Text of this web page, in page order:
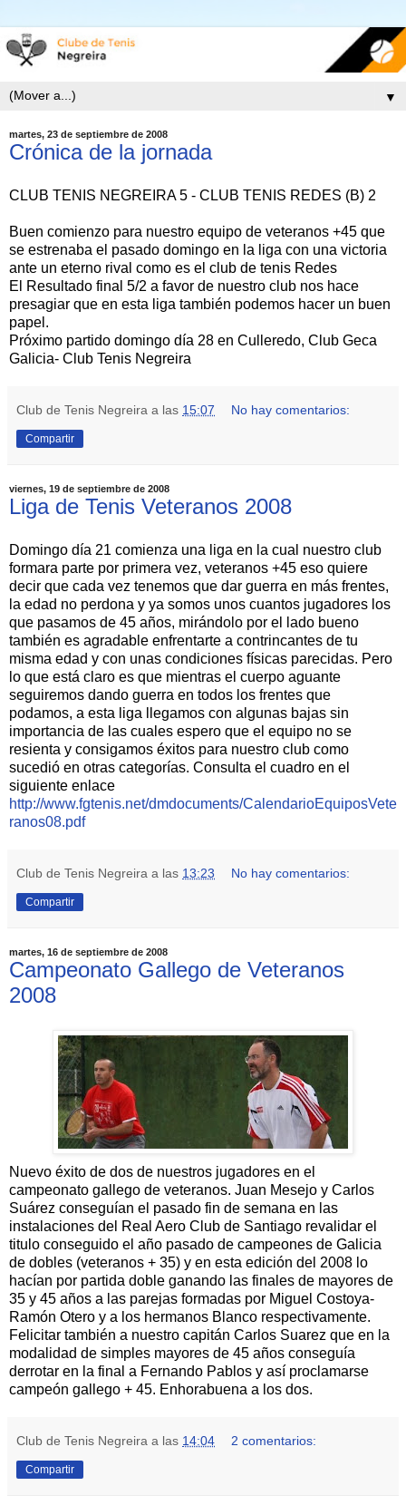
▼
martes, 23 de septiembre de 2008
Crónica de la jornada
CLUB TENIS NEGREIRA 5 - CLUB TENIS REDES (B) 2
Buen comienzo para nuestro equipo de veteranos +45 que
se estrenaba el pasado domingo en la liga con una victoria
ante un eterno rival como es el club de tenis Redes
El Resultado final 5/2 a favor de nuestro club nos hace
presagiar que en esta liga también podemos hacer un buen
papel.
Próximo partido domingo día 28 en Culleredo, Club Geca
Galicia- Club Tenis Negreira
Club de Tenis Negreira a las 15:07 No hay comentarios:
Compartir
viernes, 19 de septiembre de 2008
Liga de Tenis Veteranos 2008
Domingo día 21 comienza una liga en la cual nuestro club
formara parte por primera vez, veteranos +45 eso quiere
decir que cada vez tenemos que dar guerra en más frentes,
la edad no perdona y ya somos unos cuantos jugadores los
que pasamos de 45 años, mirándolo por el lado bueno
también es agradable enfrentarte a contrincantes de tu
misma edad y con unas condiciones físicas parecidas. Pero
lo que está claro es que mientras el cuerpo aguante
seguiremos dando guerra en todos los frentes que
podamos, a esta liga llegamos con algunas bajas sin
importancia de las cuales espero que el equipo no se
resienta y consigamos éxitos para nuestro club como
sucedió en otras categorías. Consulta el cuadro en el
siguiente enlace
http://www.fgtenis.net/dmdocuments/CalendarioEquiposVete
ranos08.pdf
Club de Tenis Negreira a las 13:23 No hay comentarios:
Compartir
martes, 16 de septiembre de 2008
Campeonato Gallego de Veteranos
2008
Nuevo éxito de dos de nuestros jugadores en el
campeonato gallego de veteranos. Juan Mesejo y Carlos
Suárez conseguían el pasado fin de semana en las
instalaciones del Real Aero Club de Santiago revalidar el
titulo conseguido el año pasado de campeones de Galicia
de dobles (veteranos + 35) y en esta edición del 2008 lo
hacían por partida doble ganando las finales de mayores de
35 y 45 años a las parejas formadas por Miguel Costoya-
Ramón Otero y a los hermanos Blanco respectivamente.
Felicitar también a nuestro capitán Carlos Suarez que en la
modalidad de simples mayores de 45 años conseguía
derrotar en la final a Fernando Pablos y así proclamarse
campeón gallego + 45. Enhorabuena a los dos.
Club de Tenis Negreira a las 14:04 2 comentarios:
Compartir